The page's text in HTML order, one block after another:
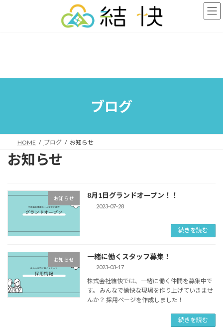
ブログ
HOME ブログ お知らせ
お知らせ
お知らせ 8月1日グランドオープン！！
2023-07-28
続きを読む
お知らせ 一緒に働くスタッフ募集！
2023-03-17
株式会社結快では、一緒に働く仲間を募集中で
す。 みんなで愉快な現場を作り上げていきませ
んか？ 採用ページを作成しました！
続きを読む